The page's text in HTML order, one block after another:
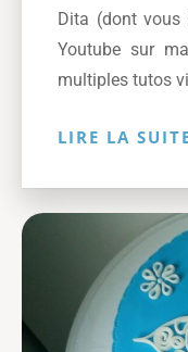
Dita (dont vous
Youtube sur
multiples tutos
LIRE LA